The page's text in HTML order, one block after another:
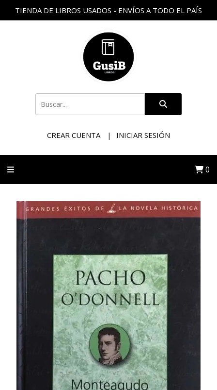
TIENDA DE LIBROS USADOS - ENVÍOS A TODO EL PAÍS
CREAR CUENTA INICIAR SESIÓN
0